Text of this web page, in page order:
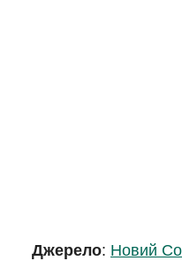
Джерело: Новий